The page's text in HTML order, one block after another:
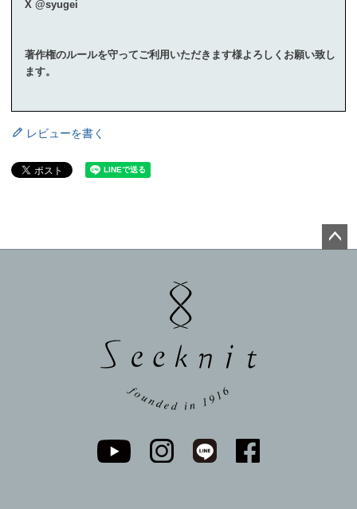
X @syugei
著作権のルールを守ってご利用いただきます様よろしくお願い致し
ます。
レビューを書く